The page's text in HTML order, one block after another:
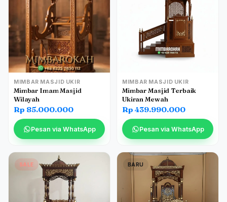
MIMBAR MASJID UKIR
Mimbar Imam Masjid
Wilayah
Rp 85.000.000
Pesan via WhatsApp
MIMBAR MASJID UKIR
Mimbar Masjid Terbaik
Ukiran Mewah
Rp 439.990.000
Pesan via WhatsApp
SALE BARU